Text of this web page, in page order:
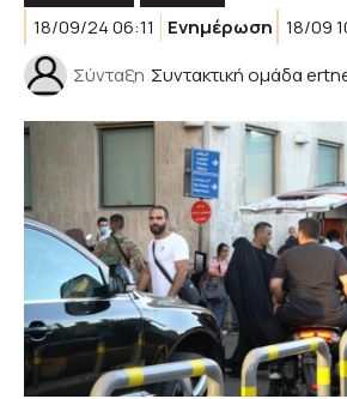
18/09/24 06:11
Ενημέρωση 18/09
Σύνταξη Συντακτική ομάδα